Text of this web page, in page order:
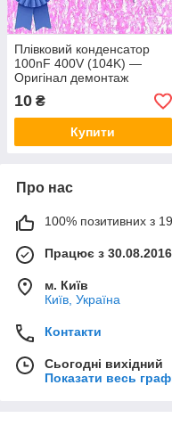
Плівковий конденсатор
100nF 400V (104K) —
Оригінал демонтаж
10 ₴
Купити
Про нас
100% позитивних з
Працює з 30.08.2016
м. Київ
Київ, Україна
Контакти
Сьогодні вихідний
Показати весь